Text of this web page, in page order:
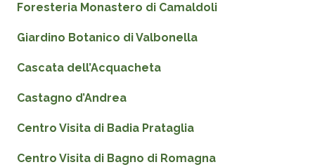
Foresteria Monastero di Camaldoli
Giardino Botanico di Valbonella
Cascata dell’Acquacheta
Castagno d’Andrea
Centro Visita di Badia Prataglia
Centro Visita di Bagno di Romagna